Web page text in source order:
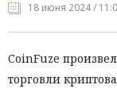
18 июня 2024 /
CoinFuze
торговли